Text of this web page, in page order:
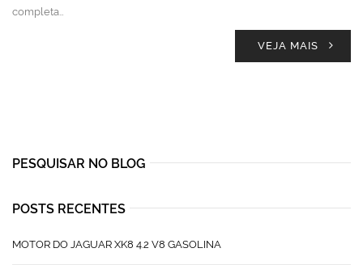
completa…
VEJA MAIS
PESQUISAR NO BLOG
POSTS RECENTES
MOTOR DO JAGUAR XK8 4.2 V8 GASOLINA